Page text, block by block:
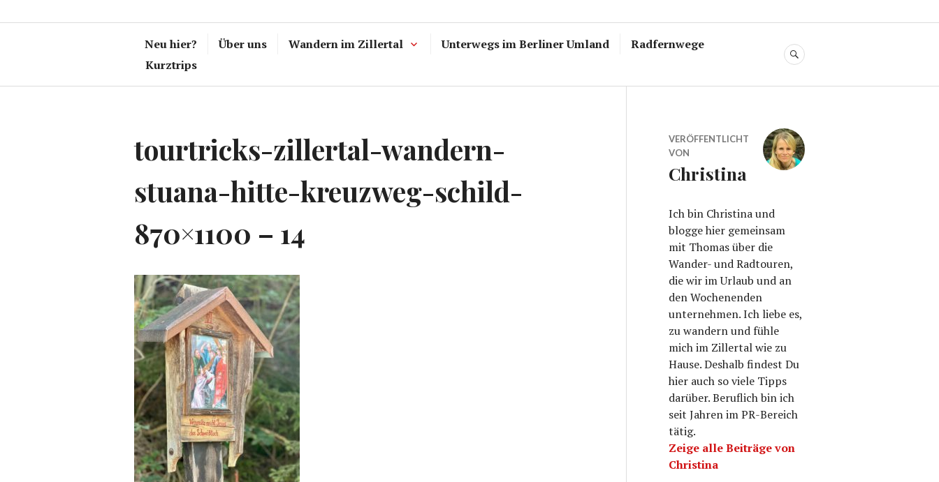
Neu hier? Über uns Wandern im Zillertal Unterwegs im Berliner Umland
Radfernwege
Kurztrips
SUCHE
tourtricks-zillertal-wandern-
stuana-hitte-kreuzweg-schild-
870×1100 – 14
VERÖFFENTLICHT
VON
Christina
Ich bin Christina und
blogge hier gemeinsam
mit Thomas über die
Wander- und Radtouren,
die wir im Urlaub und an
den Wochenenden
unternehmen. Ich liebe es,
zu wandern und fühle
mich im Zillertal wie zu
Hause. Deshalb findest Du
hier auch so viele Tipps
darüber. Beruflich bin ich
seit Jahren im PR-Bereich
tätig.
Zeige alle Beiträge von
Christina